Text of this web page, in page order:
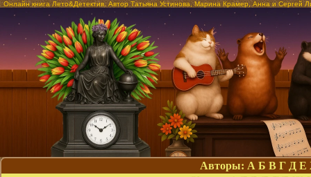
Онлайн книга Лето&Детектив. Автор Татьяна Устинова, Марина Крамер, Анна и Сергей
Авторы: А Б В Г Д Е